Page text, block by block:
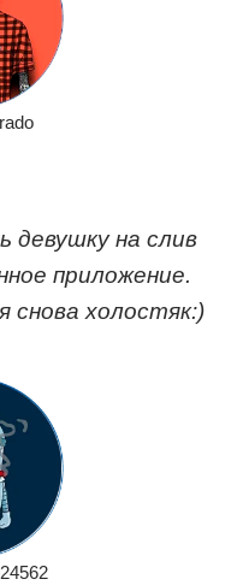
девушку на слив
приложение.
снова холостяк:)